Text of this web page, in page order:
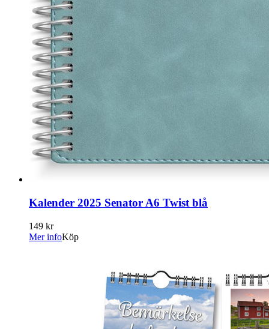
Kalender 2025 Senator A6 Twist blå
149 kr
Mer infoKöp